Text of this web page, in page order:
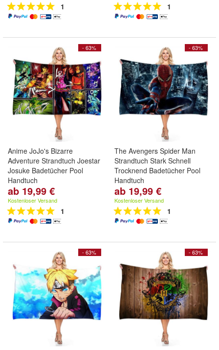
1 1
- 63%
Anime JoJo's Bizarre
Adventure Strandtuch Joestar
Josuke Badetücher Pool
Handtuch
ab 19,99 €
Kostenloser Versand
1
- 63%
The Avengers Spider Man
Strandtuch Stark Schnell
Trocknend Badetücher Pool
Handtuch
ab 19,99 €
Kostenloser Versand
1
- 63% - 63%